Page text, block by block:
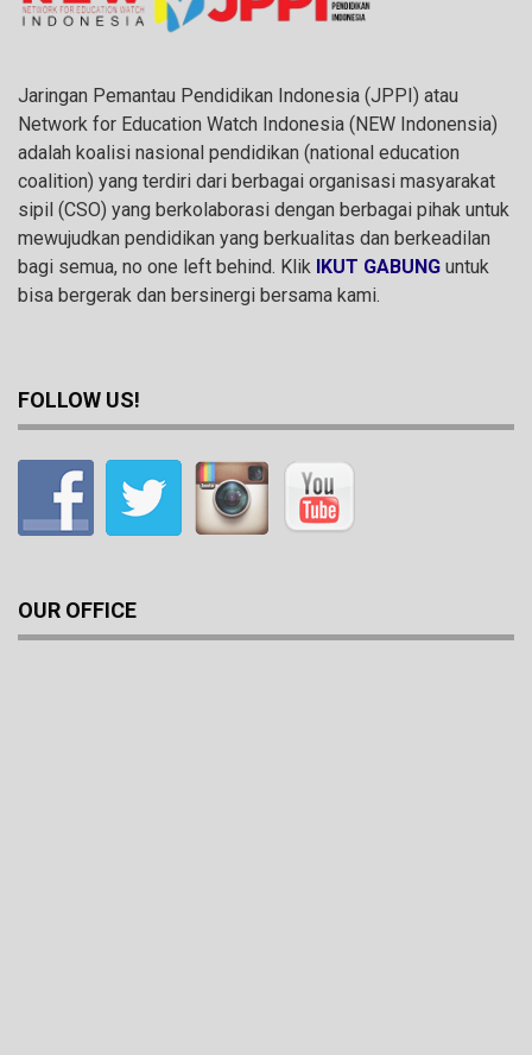
Jaringan Pemantau Pendidikan Indonesia (JPPI) atau
Network for Education Watch Indonesia (NEW Indonensia)
adalah koalisi nasional pendidikan (national education
coalition) yang terdiri dari berbagai organisasi masyarakat
sipil (CSO) yang berkolaborasi dengan berbagai pihak untuk
mewujudkan pendidikan yang berkualitas dan berkeadilan
bagi semua, no one left behind. Klik IKUT GABUNG untuk
bisa bergerak dan bersinergi bersama kami.
FOLLOW US!
OUR OFFICE